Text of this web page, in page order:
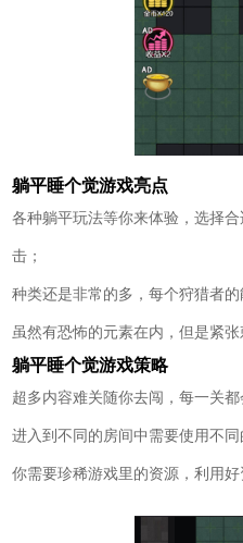
躺平睡个觉游戏亮点
各种躺平玩法等你来体验，选择
击；
种类还是非常的多，每个狩猎者的
虽然有恐怖的元素在内，但是紧张
躺平睡个觉游戏策略
超多内容难关随你去闯，每一关都
进入到不同的房间中需要使用不
你需要珍稀游戏里的资源，利用